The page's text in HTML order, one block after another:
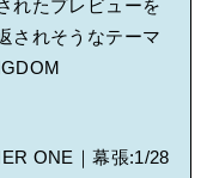
れたプレビューを
されそうなテーマ
ONE｜幕張:1/28